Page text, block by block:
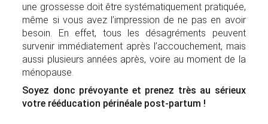
une grossesse doit être systématiquement pratiquée,
même si vous avez l’impression de ne pas en avoir
besoin. En effet, tous les désagréments peuvent
survenir immédiatement après l’accouchement, mais
aussi plusieurs années après, voire au moment de la
ménopause.
Soyez donc prévoyante et prenez très au sérieux
votre rééducation périnéale post-partum !